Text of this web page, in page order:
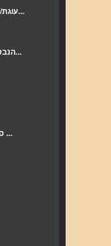
עוגת/לחם שמרים עם שוקולד טבעוני...
הנבטת קטניות, המדריך למנביט המ...
סקונס מפנקים וגם עוגיות מאותו ...